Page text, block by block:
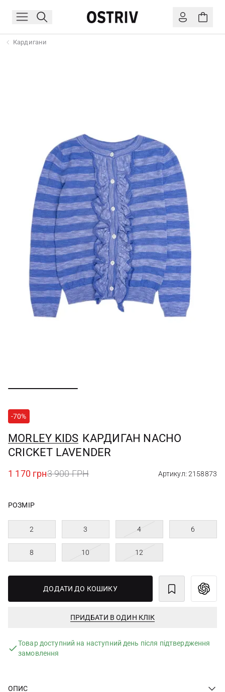
Кардигани
-70%
MORLEY KIDS КАРДИГАН NACHO
CRICKET LAVENDER
1 170 грн3 900 ГРН Артикул: 2158873
РОЗМІР
2 3 4 6
8 10 12
ДОДАТИ ДО КОШИКУ
ПРИДБАТИ В ОДИН КЛІК
Товар доступний на наступний день після підтвердження
замовлення
ОПИС